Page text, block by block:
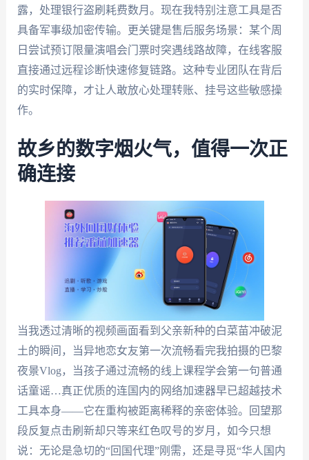
露，处理银行盗刷耗费数月。现在我特别注意工具是否
具备军事级加密传输。更关键是售后服务场景：某个周
日尝试预订限量演唱会门票时突遇线路故障，在线客服
直接通过远程诊断快速修复链路。这种专业团队在背后
的实时保障，才让人敢放心处理转账、挂号这些敏感操
作。
故乡的数字烟火气，值得一次正
确连接
当我透过清晰的视频画面看到父亲新种的白菜苗冲破泥
土的瞬间，当异地恋女友第一次流畅看完我拍摄的巴黎
夜景Vlog，当孩子通过流畅的线上课程学会第一句普通
话童谣…真正优质的连国内的网络加速器早已超越技术
工具本身——它在重构被距离稀释的亲密体验。回望那
段反复点击刷新却只等来红色叹号的岁月，如今只想
说：无论是急切的“回国代理”刚需，还是寻觅“华人国内